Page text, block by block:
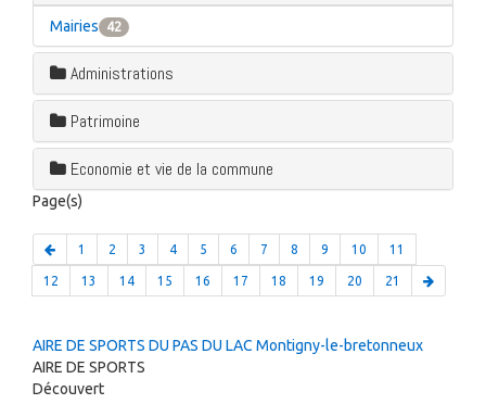
Mairies 42
Administrations
Patrimoine
Economie et vie de la commune
Page(s)
1 2 3 4 5 6 7 8 9 10 11
12 13 14 15 16 17 18 19 20 21
AIRE DE SPORTS DU PAS DU LAC Montigny-le-bretonneux
AIRE DE SPORTS
Découvert